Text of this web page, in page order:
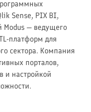
Sense, PIX BI,
Modus — ведущего
платформ для
сектора. Компания
порталов,
и настройкой